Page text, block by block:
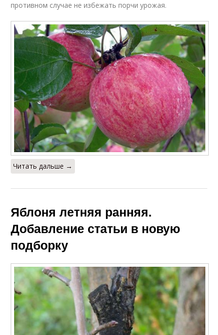
противном случае не избежать порчи урожая.
Читать дальше →
Яблоня летняя ранняя.
Добавление статьи в новую
подборку